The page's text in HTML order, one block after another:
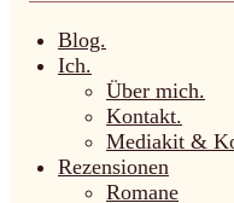
Blog.
Ich.
Über mich.
Kontakt.
Mediakit &
Rezensionen
Romane